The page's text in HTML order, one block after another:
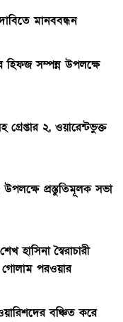
মানববন্ধন
হিফজ সম্পন্ন উপলক্ষে
২, ওয়ারেন্টভুক্ত
প্রস্তুতিমূলক সভা
হাসিনা স্বৈরাচারী
গোলাম পরওয়ার
বঞ্চিত করে